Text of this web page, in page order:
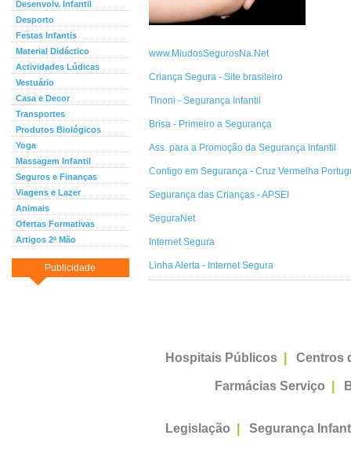
Desenvolv. Infantil
Desporto
Festas Infantis
Material Didáctico
Actividades Lúdicas
Vestuário
Casa e Decor
Transportes
Produtos Biológicos
Yoga
Massagem Infantil
Seguros e Finanças
Viagens e Lazer
Animais
Ofertas Formativas
Artigos 2ª Mão
Publicidade
www.MiudosSegurosNa.Net
Criança Segura - Site brasileiro
Tinoni - Segurança Infantil
Brisa - Primeiro a Segurança
Ass. para a Promoção da Segurança Infantil
Contigo em Segurança - Cruz Vermelha
Segurança das Crianças - APSEI
SeguraNet
Internet Segura
Linha Alerta - Internet Segura
Hospitais Públicos Centros
Farmácias Serviço
Legislação Segurança